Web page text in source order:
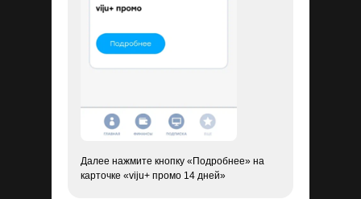
Далее нажмите кнопку «Подробнее» на
карточке «viju+ промо 14 дней»